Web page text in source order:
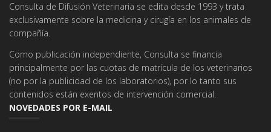
Consulta de Difusión Veterinaria se edita desde 1993 y trata
exclusivamente sobre la medicina y cirugía en los animales de
compañía.
Como publicación independiente, Consulta se financia
principalmente por las cuotas de matrícula de los veterinarios
(no por la publicidad de los laboratorios), por lo tanto sus
contenidos están exentos de intervención comercial.
NOVEDADES POR E-MAIL